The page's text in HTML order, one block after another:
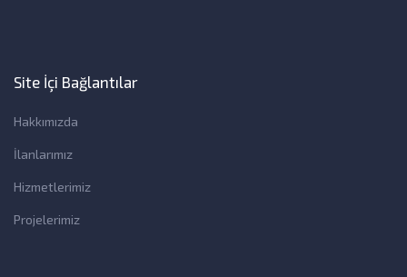
Site İçi Bağlantılar
Hakkımızda
İlanlarımız
Hizmetlerimiz
Projelerimiz